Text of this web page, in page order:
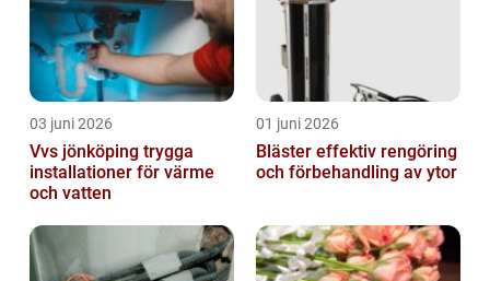
03 juni 2026
Vvs jönköping trygga
installationer för värme
och vatten
01 juni 2026
Bläster effektiv rengöring
och förbehandling av ytor